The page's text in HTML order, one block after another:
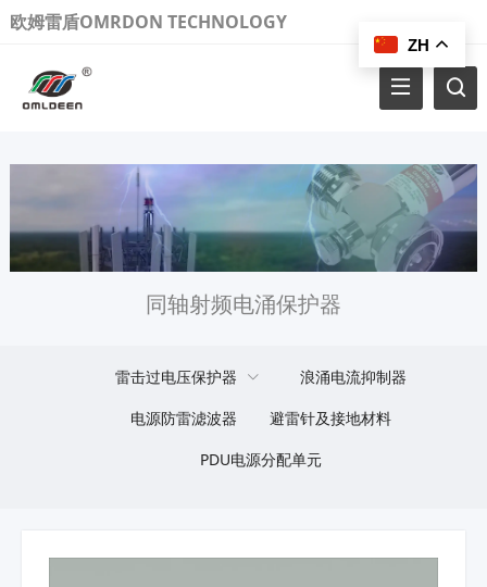
欧姆雷盾OMRDON TECHNOLOGY
同轴射频电涌保护器
雷击过电压保护器
浪涌电流抑制器
电源防雷滤波器
避雷针及接地材料
PDU电源分配单元
ZH